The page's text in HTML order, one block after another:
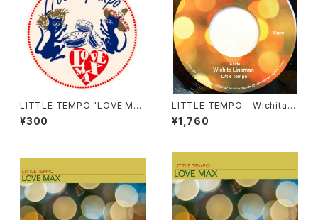
LITTLE TEMPO "LOVE MA
X" オリジナルステッカー
¥300
LITTLE TEMPO - Wichita Li
neman / Wichita Lineman D
UB (SUNSHINE RECORDS -
¥1,760